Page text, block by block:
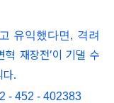
유익했다면, 격려
혁 재장전’이 기댈 수
다.
- 452 - 402383